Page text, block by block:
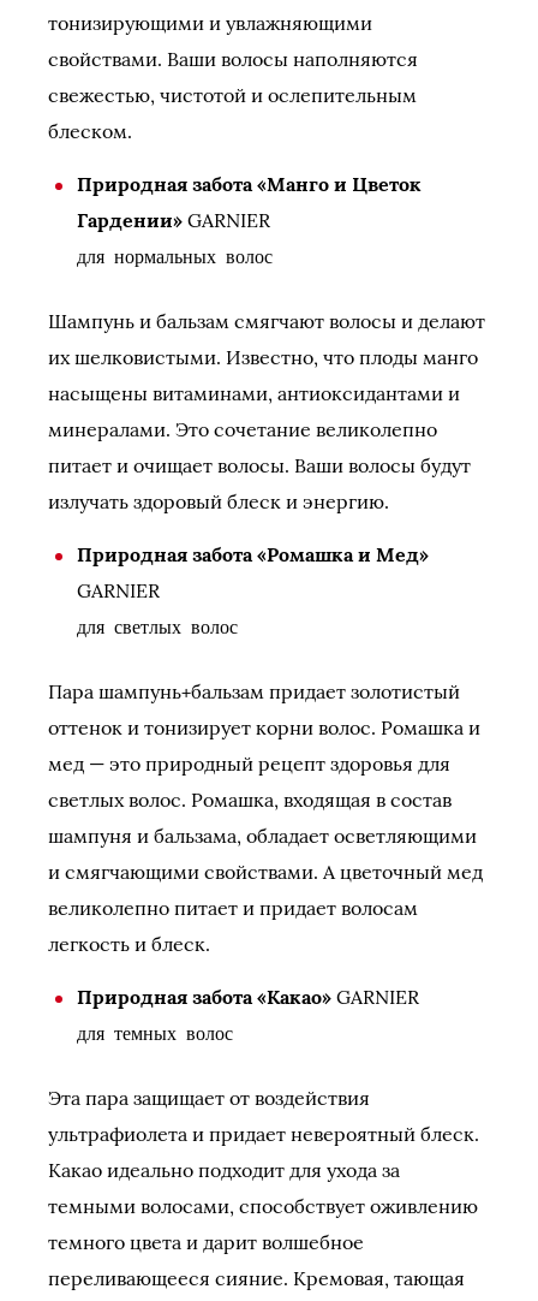
тонизирующими и увлажняющими
свойствами. Ваши волосы наполняются
свежестью, чистотой и ослепительным
блеском.
Природная забота «Манго и Цветок
Гардении» GARNIER
для нормальных волос
Шампунь и бальзам смягчают волосы и делают
их шелковистыми. Известно, что плоды манго
насыщены витаминами, антиоксидантами и
минералами. Это сочетание великолепно
питает и очищает волосы. Ваши волосы будут
излучать здоровый блеск и энергию.
Природная забота «Ромашка и Мед»
GARNIER
для светлых волос
Пара шампунь+бальзам придает золотистый
оттенок и тонизирует корни волос. Ромашка и
мед — это природный рецепт здоровья для
светлых волос. Ромашка, входящая в состав
шампуня и бальзама, обладает осветляющими
и смягчающими свойствами. А цветочный мед
великолепно питает и придает волосам
легкость и блеск.
Природная забота «Какао» GARNIER
для темных волос
Эта пара защищает от воздействия
ультрафиолета и придает невероятный блеск.
Какао идеально подходит для ухода за
темными волосами, способствует оживлению
темного цвета и дарит волшебное
переливающееся сияние. Кремовая, тающая